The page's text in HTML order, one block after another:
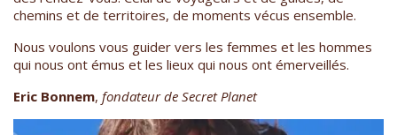
chemins et de territoires, de moments vécus ensemble.
Nous voulons vous guider vers les femmes et les hommes
qui nous ont émus et les lieux qui nous ont émerveillés.
Eric Bonnem, fondateur de Secret Planet